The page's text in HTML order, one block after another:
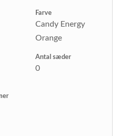
Farve
Candy Energy
Orange
Antal sæder
0